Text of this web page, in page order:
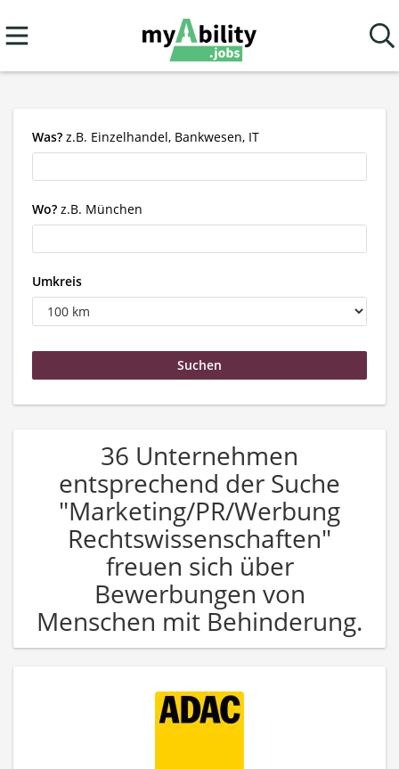
Was? z.B. Einzelhandel, Bankwesen, IT
Wo? z.B. München
Umkreis
36 Unternehmen
entsprechend der Suche
"Marketing/PR/Werbung
Rechtswissenschaften"
freuen sich über
Bewerbungen von
Menschen mit Behinderung.